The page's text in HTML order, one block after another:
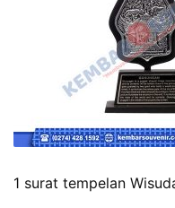
1 surat tempelan